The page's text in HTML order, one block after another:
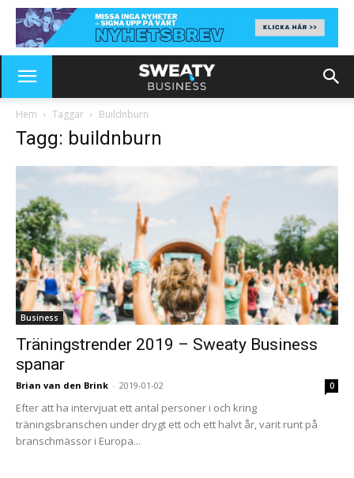
Hem Taggar Buildnburn
Tagg: buildnburn
Business
Träningstrender 2019 – Sweaty Business
spanar
Brian van den Brink - 2019-01-02 0
Efter att ha intervjuat ett antal personer i och kring
träningsbranschen under drygt ett och ett halvt år, varit runt på
branschmässor i Europa...